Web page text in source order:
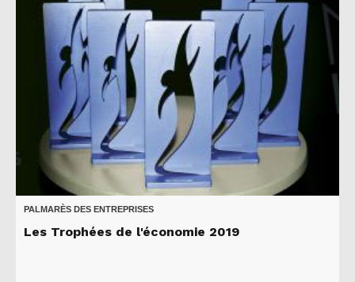
PALMARÈS DES ENTREPRISES
Les Trophées de l'économie 2019